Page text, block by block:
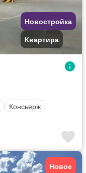
Новостройка
Квартира
Консьерж
Новое